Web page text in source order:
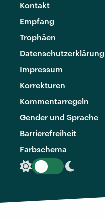
Kontakt
Empfang
Trophäen
Datenschutzerklärung
Impressum
Korrekturen
Kommentarregeln
Gender und Sprache
Barrierefreiheit
Farbschema